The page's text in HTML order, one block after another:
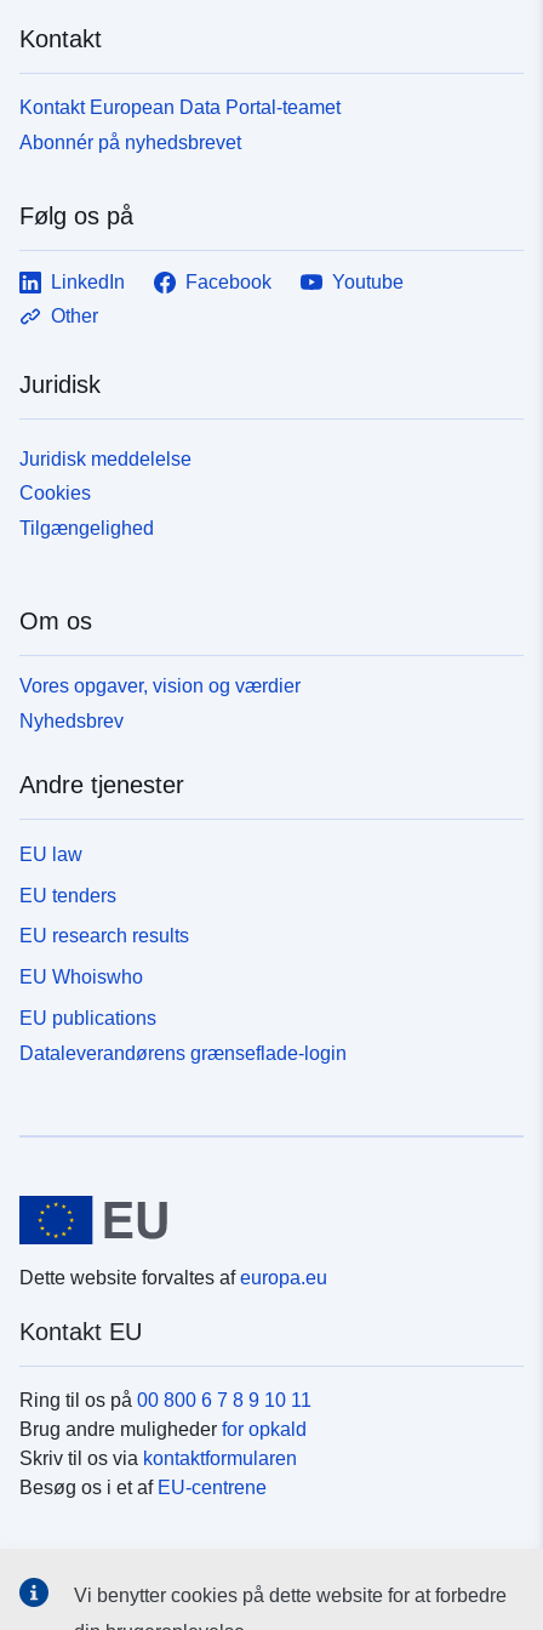
Kontakt
Kontakt European Data Portal-teamet
Abonnér på nyhedsbrevet
Følg os på
LinkedIn Facebook
Youtube
Other
Juridisk
Juridisk meddelelse
Cookies
Tilgængelighed
Om os
Vores opgaver, vision og værdier
Nyhedsbrev
Andre tjenester
EU law
EU tenders
EU research results
EU Whoiswho
EU publications
Dataleverandørens grænseflade-login
Dette website forvaltes afeuropa.eu
Kontakt EU
Ring til os på 00 800 6 7 8 9 10 11
Brug andre muligheder for opkald
Skriv til os via kontaktformularen
Besøg os i et af EU-centrene
Vi benytter cookies på dette website for at forbedre